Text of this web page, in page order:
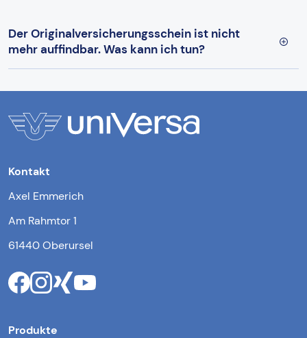
Der Originalversicherungsschein ist nicht
mehr auffindbar. Was kann ich tun?
Kontakt
Axel Emmerich
Am Rahmtor 1
61440 Oberursel
Produkte